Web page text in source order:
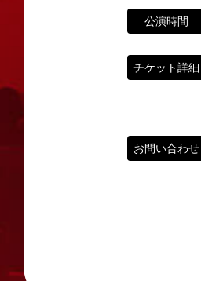
公演時間
チケット詳細
お問い合わせ
「角座」はか
「五つ櫓」若し
1960年～70年
その後、「角
弊社直営の劇
2008年の角座
この由緒ある
この劇場から
東京支社 タレン
イベント出演
以下のページ
イベント出演依
https://
タレントへの